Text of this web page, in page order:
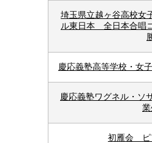
埼玉県立越ヶ谷高校
ル東日本 全日本合唱
慶応義塾高等学校・女
慶応義塾ワグネル・
初雁会 ピ